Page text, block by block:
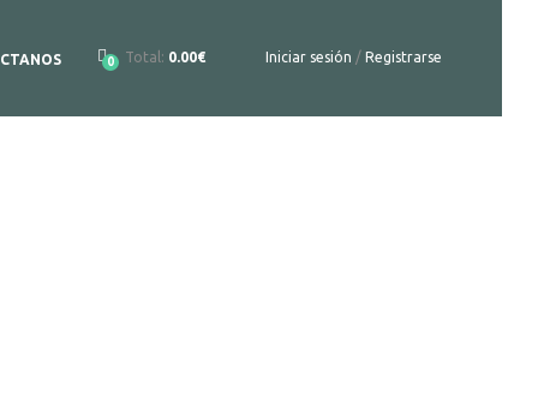
0 Total: 0.00€ Iniciar sesión / Registrarse